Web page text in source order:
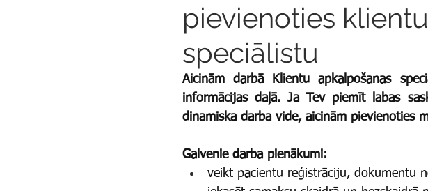
pievienoties
speciālistu
Aicinām darbā Klientu apkalpošanas
informācijas daļā. Ja Tev piemīt labas
dinamiska darba vide, aicinām pievienoties
Galvenie darba pienākumi:
veikt pacientu reģistrāciju, dokumentu